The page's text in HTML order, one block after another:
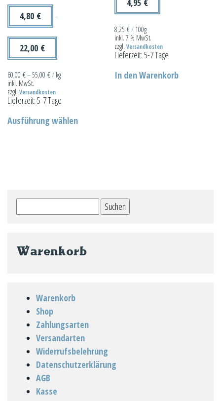
4,80 € –
22,00 €
60,00 €– 55,00 €/ kg
inkl. MwSt.
zzgl. Versandkosten
Lieferzeit:5-7 Tage
Ausführung wählenProdukt
können
der
Produktseite
4,95 €
8,25€/ 100g
inkl. 7 % MwSt.
zzgl.Versandkosten
Lieferzeit:5-7 Tage
In den Warenkorb
nach:
Warenkorb
Warenkorb
Shop
Zahlungsarten
Versandarten
Widerrufsbelehrung
Datenschutzerklärung
AGB
Kasse